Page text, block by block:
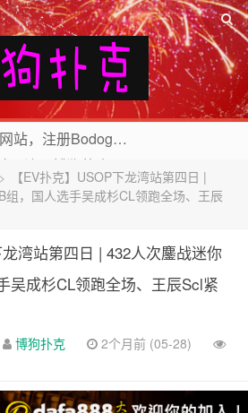
欢迎访问博狗扑克网站，注册博狗扑克免费送10美元现金和2张比赛门票
2026世界杯外围投注网站，注册Bodog博狗投注最高送3888奖金
>
【EV扑克】USOP下龙湾站第四日 |
组，国人选手吴成杉CL领跑全场、王辰
龙湾站第四日 | 432人次鏖战迷你
吴成杉CL领跑全场、王辰Scl紧
博狗扑克
2个月前 (05-28)